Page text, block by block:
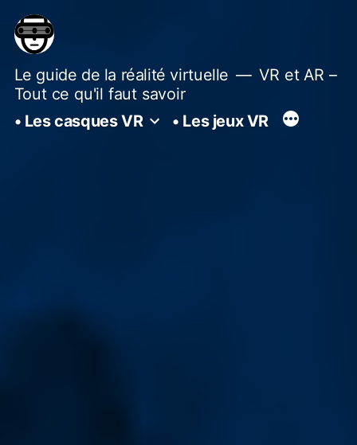
au
contenu
Le guide de la réalité virtuelle
VR et AR –
Tout ce qu'il faut savoir
• Les casques VR
• Les jeux VR